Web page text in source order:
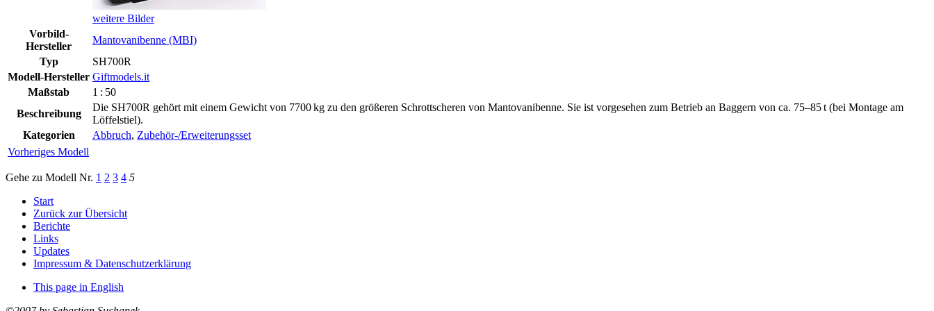
weitere Bilder
Vorbild-
Hersteller
Mantovanibenne (MBI)
Typ
SH700R
Modell-Hersteller Giftmodels.it
Maßstab
1 : 50
Beschreibung
Die SH700R gehört mit einem Gewicht von 7700 kg zu den größeren Schrottscheren von Mantovanibenne. Sie ist vorgesehen zum Betrieb an Baggern von ca. 75–85 t (bei Montage am
Löffelstiel).
Kategorien
Abbruch, Zubehör-/Erweiterungsset
Vorheriges Modell
Gehe zu Modell Nr. 1 2 3 4 5
Start
Zurück zur Übersicht
Berichte
Links
Updates
Impressum & Datenschutzerklärung
This page in English